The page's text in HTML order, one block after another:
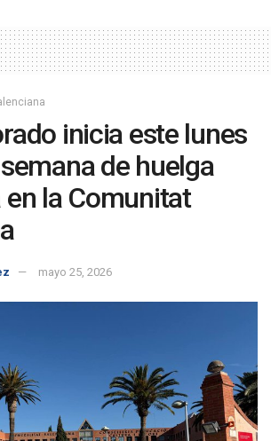
inicia este lunes
de huelga
la Comunitat
mayo 25, 2026